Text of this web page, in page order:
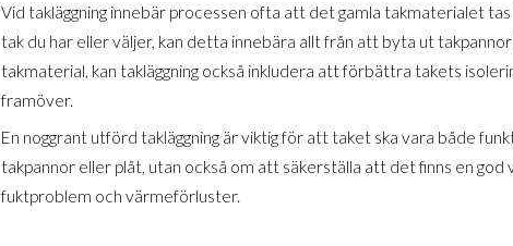
Vid takläggning innebär processen ofta att det gamla takmaterialet
tak du har eller väljer, kan detta innebära allt från att byta ut
takmaterial, kan takläggning också inkludera att förbättra takets
framöver.
En noggrant utförd takläggning är viktig för att taket ska vara både
takpannor eller plåt, utan också om att säkerställa att det finns en
fuktproblem och värmeförluster.